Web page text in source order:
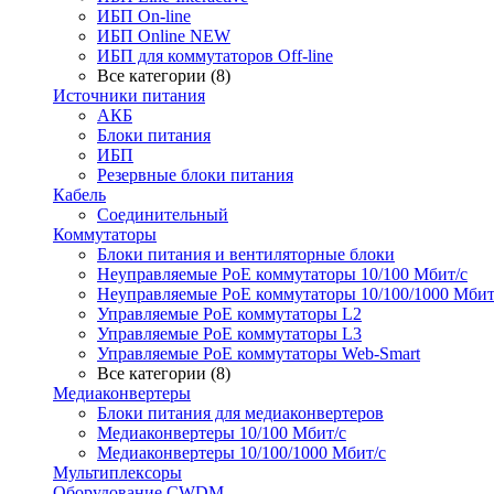
ИБП On-line
ИБП Online NEW
ИБП для коммутаторов Off-line
Все категории (8)
Источники питания
АКБ
Блоки питания
ИБП
Резервные блоки питания
Кабель
Соединительный
Коммутаторы
Блоки питания и вентиляторные блоки
Неуправляемые PoE коммутаторы 10/100 Мбит/с
Неуправляемые PoE коммутаторы 10/100/1000
Управляемые PoE коммутаторы L2
Управляемые PoE коммутаторы L3
Управляемые PoE коммутаторы Web-Smart
Все категории (8)
Медиаконвертеры
Блоки питания для медиаконвертеров
Медиаконвертеры 10/100 Мбит/с
Медиаконвертеры 10/100/1000 Мбит/c
Мультиплексоры